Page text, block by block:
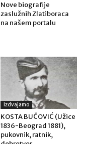
Nove biografije
zaslužnih Zlatiboraca
na našem portalu
Izdvajamo
KOSTA BUČOVIĆ (Užice
1836-Beograd 1881),
pukovnik, ratnik,